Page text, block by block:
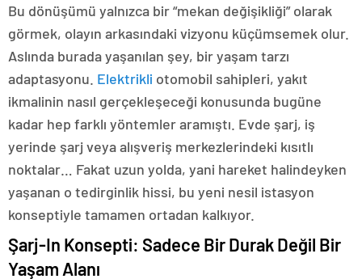
Bu dönüşümü yalnızca bir “mekan değişikliği” olarak
görmek, olayın arkasındaki vizyonu küçümsemek olur.
Aslında burada yaşanılan şey, bir yaşam tarzı
adaptasyonu. Elektrikli otomobil sahipleri, yakıt
ikmalinin nasıl gerçekleşeceği konusunda bugüne
kadar hep farklı yöntemler aramıştı. Evde şarj, iş
yerinde şarj veya alışveriş merkezlerindeki kısıtlı
noktalar… Fakat uzun yolda, yani hareket halindeyken
yaşanan o tedirginlik hissi, bu yeni nesil istasyon
konseptiyle tamamen ortadan kalkıyor.
Şarj-In Konsepti: Sadece Bir Durak Değil Bir
Yaşam Alanı